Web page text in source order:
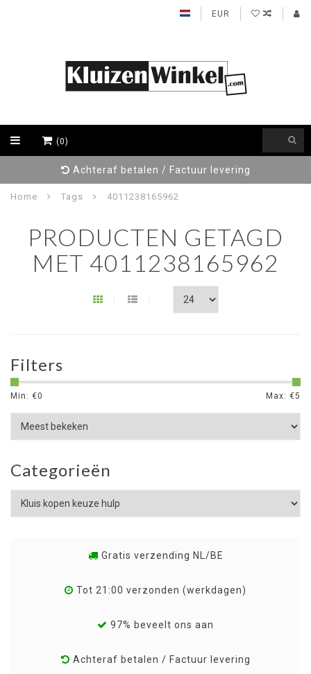
EUR
(0)
Achteraf betalen / Factuur levering
Home Tags 4011238165962
PRODUCTEN GETAGD
MET 4011238165962
Filters
Min: €0 Max: €5
Categorieën
Gratis verzending NL/BE
Tot 21:00 verzonden (werkdagen)
97% beveelt ons aan
Achteraf betalen / Factuur levering